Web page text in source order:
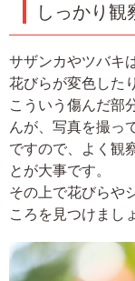
しっかり観
サザンカやツバキ
花びらが変色した
こういう傷んだ部
んが、写真を撮っ
ですので、よく観
とが大事です。
その上で花びらや
ころを見つけまし